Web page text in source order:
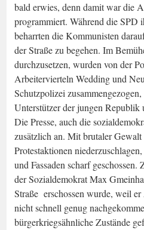
bald erwies, denn damit war die
programmiert. Während die SPD
beharrten die Kommunisten
der Straße zu begehen. Im
durchzusetzen, wurden von der
Arbeitervierteln Wedding und
Schutzpolizei
Unterstützer der jungen Republik
Die Presse, auch die
zusätzlich an. Mit brutaler
Protestaktionen
und Fassaden scharf
der Sozialdemokrat Max
Straße erschossen wurde, weil
nicht schnell genug
bürgerkriegsähnliche Zustände